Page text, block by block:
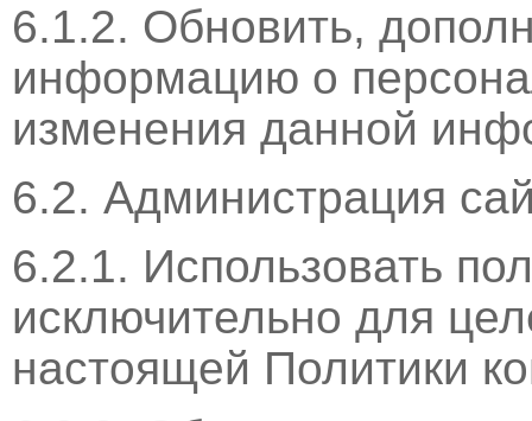
6.1.2. Обновить,
информацию о
изменения данной
6.2. Администрация
6.2.1. Использовать
исключительно для
настоящей Политики